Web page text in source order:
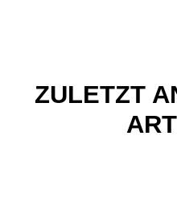
ZULETZT